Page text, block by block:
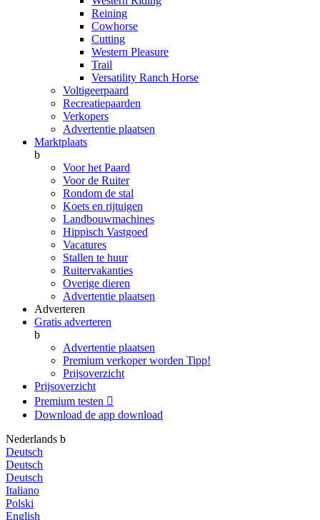
Reining
Cowhorse
Cutting
Western Pleasure
Trail
Versatility Ranch Horse
Voltigeerpaard
Recreatiepaarden
Verkopers
Advertentie plaatsen
Marktplaats
b
Voor het Paard
Voor de Ruiter
Rondom de stal
Koets en rijtuigen
Landbouwmachines
Hippisch Vastgoed
Vacatures
Stallen te huur
Ruitervakanties
Overige dieren
Advertentie plaatsen
Adverteren
Gratis adverteren
b
Advertentie plaatsen
Premium verkoper worden Tipp!
Prijsoverzicht
Prijsoverzicht
Premium testen 
Download de app download
Nederlands b
Deutsch
Deutsch
Deutsch
Italiano
Polski
English